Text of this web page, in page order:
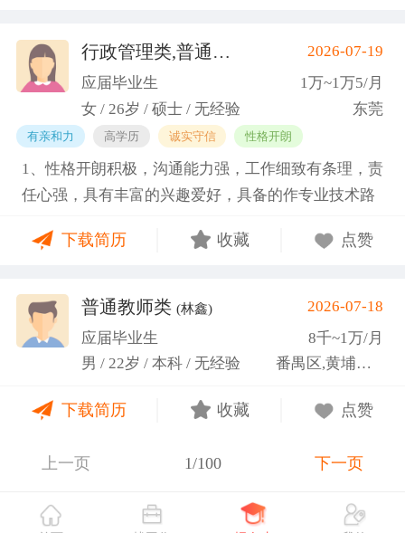
行政管理类,普通教师类 (蓝小艳)2026-07-19
应届毕业生
1万~1万5/月
女 / 26岁 / 硕士 / 无经验
东莞
有亲和力 高学历 诚实守信 性格开朗
1、性格开朗积极，沟通能力强，工作细致有条理，责
任心强，具有丰富的兴趣爱好，具备的作专业技术路
任班级生活委员与课程助管，多次组织班级篮球、羽
关活动。
下载简历 收藏 点赞
普通教师类 (林鑫)
2026-07-18
应届毕业生
8千~1万/月
男 / 22岁 / 本科 / 无经验
番禺区,黄埔区,越秀区
下载简历 收藏 点赞
上一页 1/100 下一页